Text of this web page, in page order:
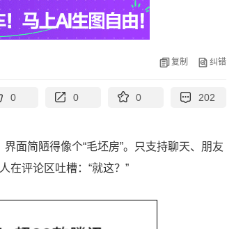
复制 纠错
0 0 0 202
面简陋得像个“毛坯房”。只支持聊天、朋友
在评论区吐槽：“就这？”